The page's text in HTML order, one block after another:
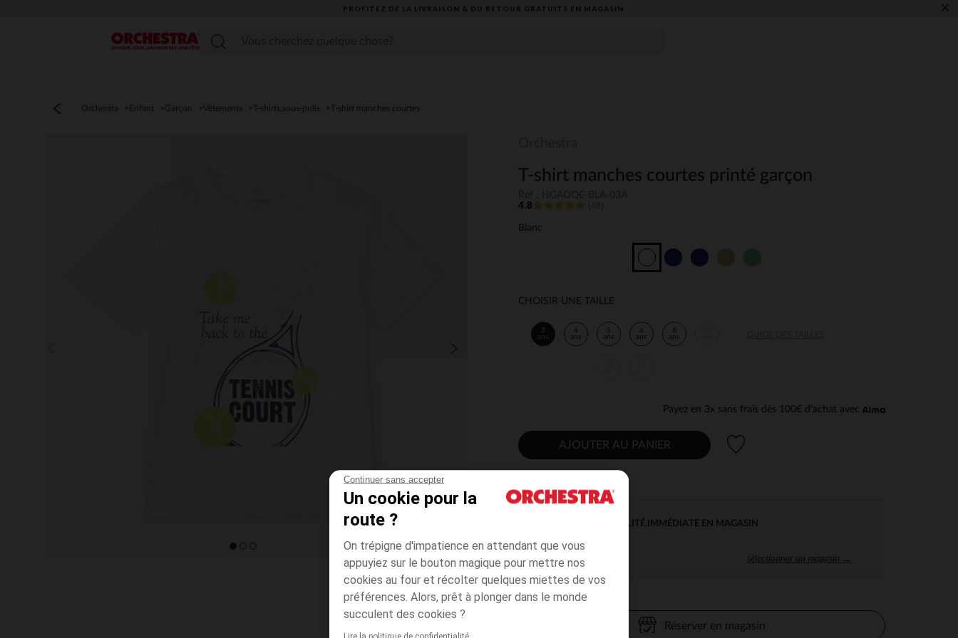
Continuer sans accepter
Un cookie pour la
route ?
On trépigne d'impatience en attendant que vous
appuyiez sur le bouton magique pour mettre nos
cookies au four et récolter quelques miettes de vos
préférences. Alors, prêt à plonger dans le monde
succulent des cookies ?
PROFITEZ DE LA LIVRAISON & DU RETOUR GRATUITS EN MAGASIN​ ×
Menu
Orchestra Enfant Garçon Vêtements T-shirts,sous-pulls T-shirt manches courtes
T-shirt manches courtes printé garçon
4.8
Blanc
CHOISIR UNE TAILLE
3
ans
4
ans
5
ans
6
ans
8
ans
Payez en 3x sans frais dès 100€ d'achat avec
AJOUTER AU PANIER
DISPONIBILITÉ IMMÉDIATE EN MAGASIN
sélectionner un magasin →
Réserver en magasin